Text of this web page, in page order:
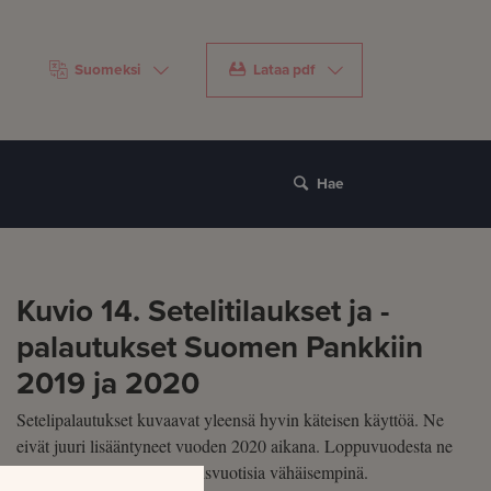
Suomeksi Lataa pdf
Hae
Kuvio 14. Setelitilaukset ja -
palautukset Suomen Pankkiin
2019 ja 2020
Setelipalautukset kuvaavat yleensä hyvin käteisen käyttöä. Ne
eivät juuri lisääntyneet vuoden 2020 aikana. Loppuvuodesta ne
jopa pysyivät selvästi edellisvuotisia vähäisempinä.